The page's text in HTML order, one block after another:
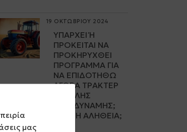
μας
19 ΟΚΤΩΒΡΙΟΥ 2024
ΥΠΆΡΧΕΙ Ή Π
ΡΌΚΕΙΤΑΙ ΝΑ Π
ΡΟΚΗΡΥΧΘΕΊ Π
ΡΌΓΡΑΜΜΑ ΓΙΑ Ν
Α ΕΠΙΔΟΤΗΘΏ Α
ΓΟΡΆ ΤΡΑΚΤΈΡ Μ
ΕΓΆΛΗΣ Ι
ΠΠΟΔΎΝΑΜΗΣ; Π
ΟΙΑ Η ΑΛΉΘΕΙΑ;